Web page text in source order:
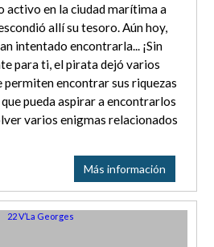
activo en la ciudad marítima a
allí su tesoro. Aún hoy,
intentado encontrarla... ¡Sin
para ti, el pirata dejó varios
permiten encontrar sus riquezas
pueda aspirar a encontrarlos
varios enigmas relacionados
Más información